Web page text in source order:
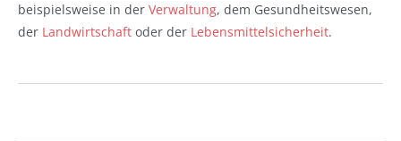
beispielsweise in der Verwaltung, dem Gesundheitswesen,
der Landwirtschaft oder der Lebensmittelsicherheit.